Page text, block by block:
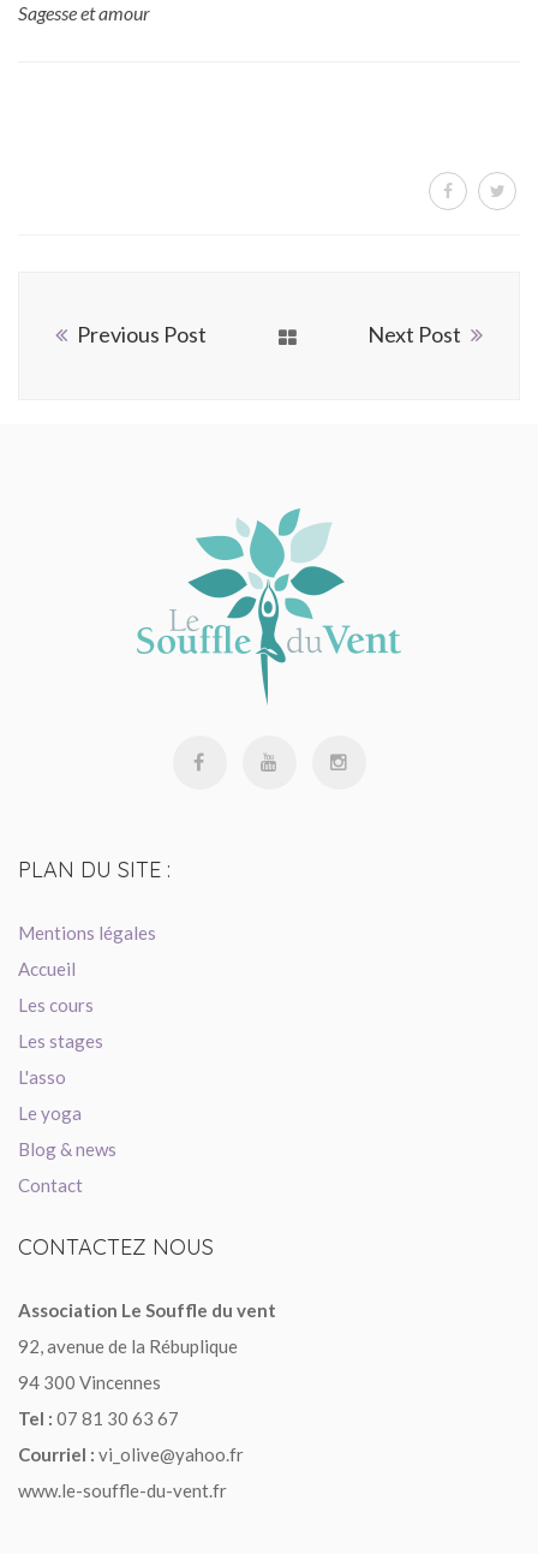
Sagesse et amour
Previous Post Next Post
PLAN DU SITE :
Mentions légales
Accueil
Les cours
Les stages
L'asso
Le yoga
Blog & news
Contact
CONTACTEZ NOUS
Association Le Souffle du vent
92, avenue de la Rébuplique
94 300 Vincennes
Tel : 07 81 30 63 67
Courriel : vi_olive@yahoo.fr
www.le-souffle-du-vent.fr